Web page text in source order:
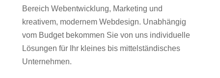
Bereich Webentwicklung, Marketing und
kreativem, modernem Webdesign. Unabhängig
vom Budget bekommen Sie von uns individuelle
Lösungen für Ihr kleines bis mittelständisches
Unternehmen.